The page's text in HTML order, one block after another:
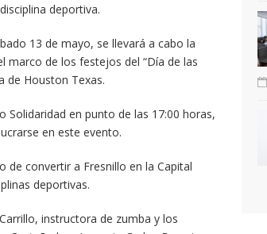
deportiva.
13 de mayo, se llevará a cabo la
marco de los festejos del “Día de las
de Houston Texas.
Solidaridad en punto de las 17:00 horas,
en este evento.
de convertir a Fresnillo en la Capital
deportivas.
instructora de zumba y los